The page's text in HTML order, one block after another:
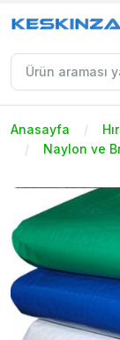
Anasayfa
Naylon ve